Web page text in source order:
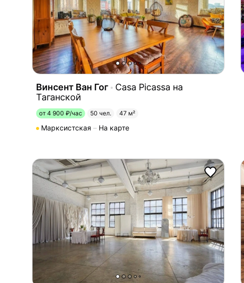
Винсент Ван Гог
Casa Picassa на
Таганской
от 4 900 ₽/час 50 чел. 47 м²
Марксистская На карте